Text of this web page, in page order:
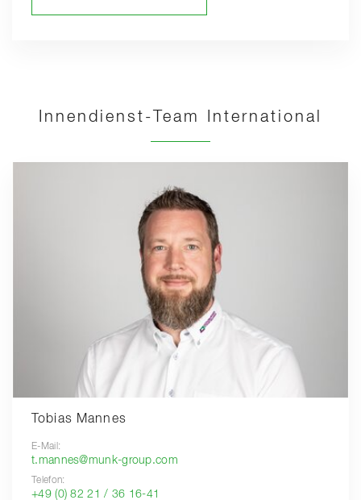
Innendienst-Team International
Tobias Mannes
E-Mail:
t.mannes@munk-group.com
Telefon:
+49 (0) 82 21 / 36 16-41